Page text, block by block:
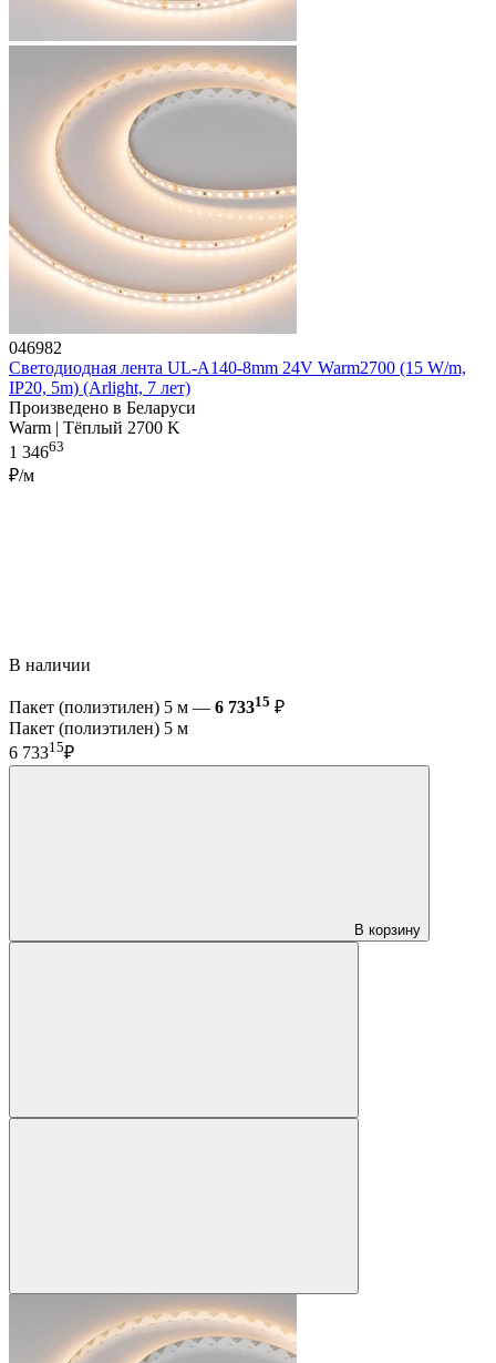
046982
Светодиодная лента UL-A140-8mm 24V Warm2700 (15 W/m,
IP20, 5m) (Arlight, 7 лет)
Произведено в Беларуси
Warm | Тёплый 2700 K
1 34663
₽/м
В наличии
Пакет (полиэтилен) 5 м — 6 73315 ₽
Пакет (полиэтилен) 5 м
6 73315₽
В корзину